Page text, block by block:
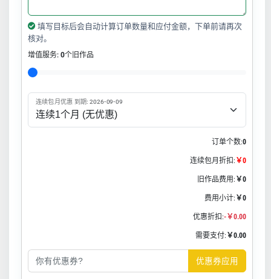
填写目标后会自动计算订单数量和应付金额，下单前请再次
核对。
增值服务: 0个旧作品
连续包月优惠 到期: 2026-09-09
订单个数:0
连续包月折扣: ￥0
旧作品费用: ￥0
费用小计: ￥0
优惠折扣:-￥0.00
需要支付: ￥0.00
优惠券应用